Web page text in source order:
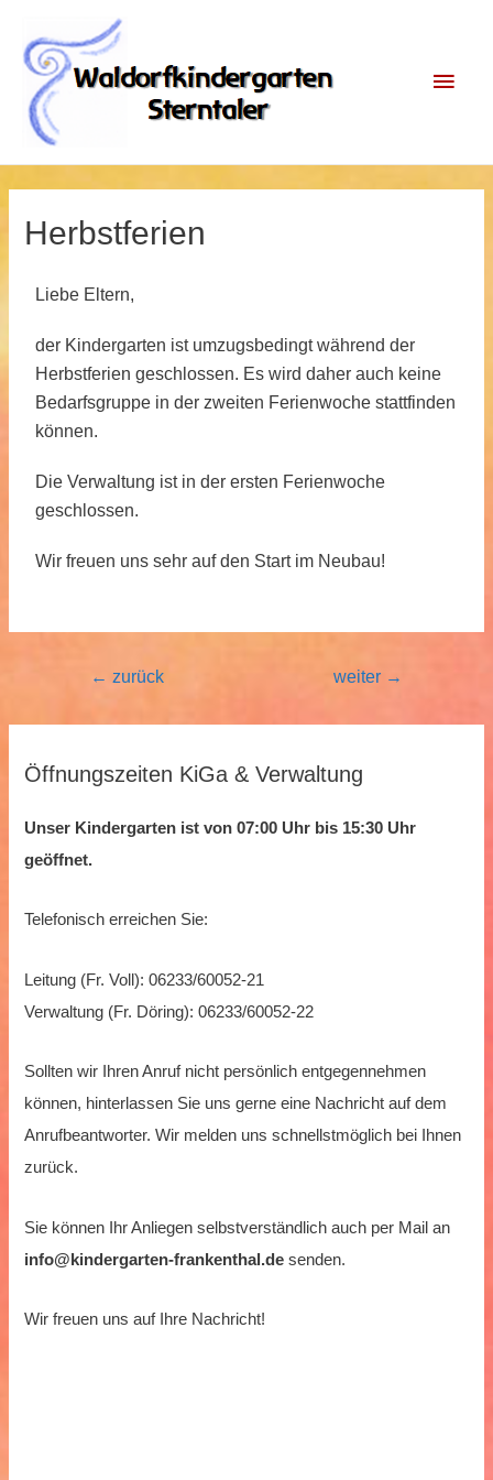
Herbstferien
Liebe Eltern,
der Kindergarten ist umzugsbedingt während der
Herbstferien geschlossen. Es wird daher auch keine
Bedarfsgruppe in der zweiten Ferienwoche stattfinden
können.
Die Verwaltung ist in der ersten Ferienwoche
geschlossen.
Wir freuen uns sehr auf den Start im Neubau!
← zurück weiter →
Öffnungszeiten KiGa & Verwaltung
Unser Kindergarten ist von 07:00 Uhr bis 15:30 Uhr
geöffnet.
Telefonisch erreichen Sie:
Leitung (Fr. Voll): 06233/60052-21
Verwaltung (Fr. Döring): 06233/60052-22
Sollten wir Ihren Anruf nicht persönlich entgegennehmen
können, hinterlassen Sie uns gerne eine Nachricht auf dem
Anrufbeantworter. Wir melden uns schnellstmöglich bei Ihnen
zurück.
Sie können Ihr Anliegen selbstverständlich auch per Mail an
info@kindergarten-frankenthal.de senden.
Wir freuen uns auf Ihre Nachricht!